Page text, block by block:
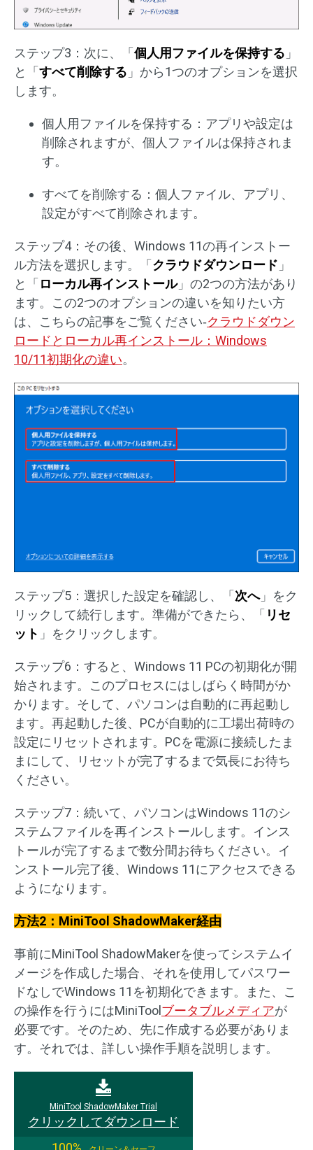
ステップ3：次に、「 個人用ファイルを保持する 」
と「 すべて削除する 」から1つのオプションを選択
します。
個人用ファイルを保持する：アプリや設定は
削除されますが、個人ファイルは保持されま
す。
すべてを削除する：個人ファイル、アプリ、
設定がすべて削除されます。
ステップ4：その後、Windows 11の再インストー
ル方法を選択します。「 クラウドダウンロード 」
と「 ローカル再インストール」の2つの方法があり
ます。この2つのオプションの違いを知りたい方
は、こちらの記事をご覧ください‐クラウドダウン
ロードとローカル再インストール：Windows
10/11初期化の違い。
ステップ5：選択した設定を確認し、「 次へ」をク
リックして続行します。準備ができたら、「 リセ
ット 」をクリックします。
ステップ6：すると、Windows 11 PCの初期化が開
始されます。このプロセスにはしばらく時間がか
かります。そして、パソコンは自動的に再起動し
ます。再起動した後、PCが自動的に工場出荷時の
設定にリセットされます。PCを電源に接続したま
まにして、リセットが完了するまで気長にお待ち
ください。
ステップ7：続いて、パソコンはWindows 11のシ
ステムファイルを再インストールします。インス
トールが完了するまで数分間お待ちください。イ
ンストール完了後、Windows 11にアクセスできる
ようになります。
方法2：MiniTool ShadowMaker経由
事前にMiniTool ShadowMakerを使ってシステムイ
メージを作成した場合、それを使用してパスワー
ドなしでWindows 11を初期化できます。また、こ
の操作を行うにはMiniTool ブータブルメディアが
必要です。そのため、先に作成する必要がありま
す。それでは、詳しい操作手順を説明します。
MiniTool ShadowMaker Trial
クリックしてダウンロード